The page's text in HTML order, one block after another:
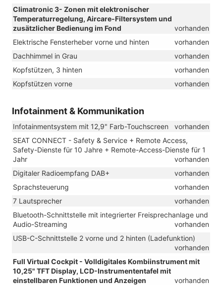
Climatronic 3- Zonen mit elektronischer
Temperaturregelung, Aircare-Filtersystem und
zusätzlicher Bedienung im Fond
vorhanden
Elektrische Fensterheber vorne und hinten
vorhanden
Dachhimmel in Grau
vorhanden
Kopfstützen, 3 hinten
vorhanden
Kopfstützen vorne
vorhanden
Infotainment & Kommunikation
Infotainmentsystem mit 12,9" Farb-Touchscreen
vorhanden
SEAT CONNECT - Safety & Service + Remote Access,
Safety-Dienste für 10 Jahre + Remote-Access-Dienste für 1
Jahr
vorhanden
Digitaler Radioempfang DAB+
vorhanden
Sprachsteuerung
vorhanden
7 Lautsprecher
vorhanden
Bluetooth-Schnittstelle mit integrierter Freisprechanlage und
Audio-Streaming
vorhanden
USB-C-Schnittstelle 2 vorne und 2 hinten (Ladefunktion)
vorhanden
Full Virtual Cockpit - Volldigitales Kombiinstrument mit
10,25" TFT Display, LCD-Instrumententafel mit
einstellbaren Funktionen und Anzeigen
vorhanden